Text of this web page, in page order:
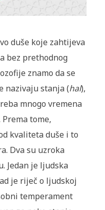
duše koje zahtijeva
bez prethodnog
znamo da se
nazivaju stanja (hal),
mnogo vremena
Prema tome,
kvaliteta duše i to
Dva su uzroka
Jedan je ljudska
je riječ o ljudskoj
temperament